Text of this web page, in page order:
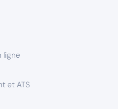
ligne
et ATS